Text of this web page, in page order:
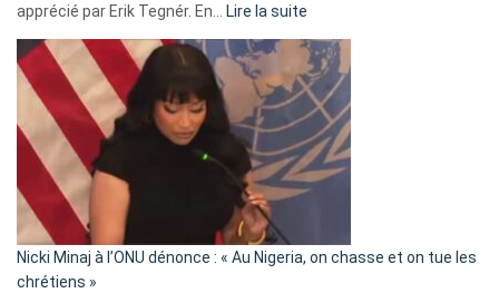
apprécié par Erik Tegnér. En… Lire la suite
Erik
Tegnér
exulte
:
« Zemmour
a
tout
parle
Nicki Minaj à l’ONU dénonce : « Au Nigeria, on chasse et on tue les
chrétiens »